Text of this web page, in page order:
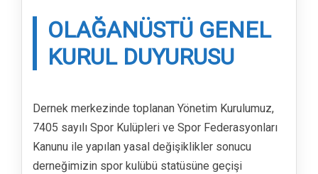
OLAĞANÜSTÜ GENEL
KURUL DUYURUSU
Dernek merkezinde toplanan Yönetim Kurulumuz,
7405 sayılı Spor Kulüpleri ve Spor Federasyonları
Kanunu ile yapılan yasal değişiklikler sonucu
derneğimizin spor kulübü statüsüne geçişi